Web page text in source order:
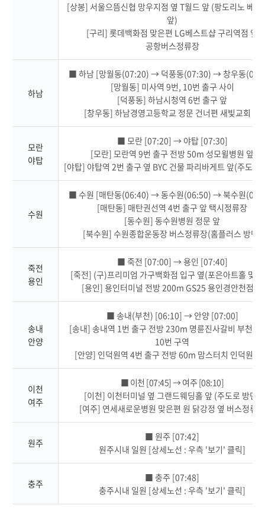
[상봉] 서울으뜸신협 망우지점 옆 T월드 앞 (팡도리노 베이
앞)
[구리] 롯데백화점 맞은편 LG베스트샵 구리역점 앞
공항버스정류장
하남
■ 하남 [망월동(07:20) → 덕풍동(07:30) → 창우동
[망월동] 미사역 9번, 10번 출구 사이
[덕풍동] 하남시청역 6번 출구 앞
[창우동] 하남경영고등학교 정문 건너편 새빛교회 앞
모란
야탑
■ 모란 [07:20] → 야탑 [07:30]
[모란] 모란역 9번 출구 전방 50m 성모윌병원 앞
[야탑] 야탑역 2번 출구 옆 BYC 건물 파리바게트 앞(주도로
수원
■ 수원 [매탄동(06:40) → 동수원(06:50) → 북수원
[매탄동] 매탄권선역 4번 출구 앞 택시정류장
[동수원] 동수원병원 정문 앞
[북수원] 수원종합운동장 버스정류장(홈플러스 방면)
죽전
용인
■ 죽전 [07:00] → 용인 [07:40]
[죽전] (구)프리미엄 가구백화점 입구 옆(포은아트홀 맞
[용인] 용인터미널 전방 200m GS25 용인경안천점 앞
송내
안양
■ 송내(부천) [06:10] → 안양 [07:00]
[송내] 송내역 1번 출구 전방 230m 명륜진사갈비 부천송
10번 구역
[안양] 인덕원역 4번 출구 전방 60m 맘스터치 인덕원점
이천
여주
■ 이천 [07:45] → 여주 [08:10]
[이천] 이천터미널 옆 그랜드웨딩홀 앞 (주도로 방면)
[여주] 연세새로운병원 맞은편 원 닭강정 옆 버스정류장
원주
■ 원주 [07:42]
원주시내 일원 [상세노선 : 우측 '보기' 클릭]
충주
■ 충주 [07:48]
충주시내 일원 [상세노선 : 우측 '보기' 클릭]